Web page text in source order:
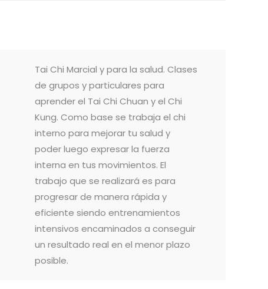
Tai Chi Marcial y para la salud. Clases
de grupos y particulares para
aprender el Tai Chi Chuan y el Chi
Kung. Como base se trabaja el chi
interno para mejorar tu salud y
poder luego expresar la fuerza
interna en tus movimientos. El
trabajo que se realizará es para
progresar de manera rápida y
eficiente siendo entrenamientos
intensivos encaminados a conseguir
un resultado real en el menor plazo
posible.